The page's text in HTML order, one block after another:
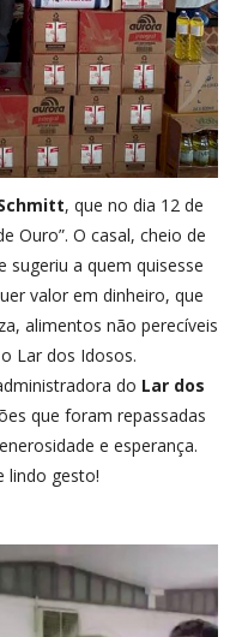
, que no dia 12 de
Ouro”. O casal, cheio de
sugeriu a quem quisesse
valor em dinheiro, que
alimentos não perecíveis
Lar dos Idosos.
do Lar dos
que foram repassadas
e esperança.
lindo gesto!